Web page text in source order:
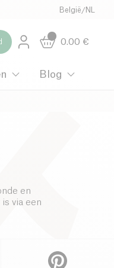
België /NL
0.00 €
Blog
en
via een